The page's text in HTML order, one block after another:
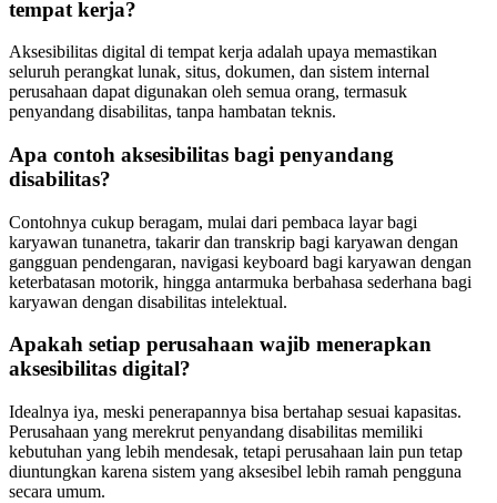
tempat kerja?
Aksesibilitas digital di tempat kerja adalah upaya memastikan
seluruh perangkat lunak, situs, dokumen, dan sistem internal
perusahaan dapat digunakan oleh semua orang, termasuk
penyandang disabilitas, tanpa hambatan teknis.
Apa contoh aksesibilitas bagi penyandang
disabilitas?
Contohnya cukup beragam, mulai dari pembaca layar bagi
karyawan tunanetra, takarir dan transkrip bagi karyawan dengan
gangguan pendengaran, navigasi keyboard bagi karyawan dengan
keterbatasan motorik, hingga antarmuka berbahasa sederhana bagi
karyawan dengan disabilitas intelektual.
Apakah setiap perusahaan wajib menerapkan
aksesibilitas digital?
Idealnya iya, meski penerapannya bisa bertahap sesuai kapasitas.
Perusahaan yang merekrut penyandang disabilitas memiliki
kebutuhan yang lebih mendesak, tetapi perusahaan lain pun tetap
diuntungkan karena sistem yang aksesibel lebih ramah pengguna
secara umum.